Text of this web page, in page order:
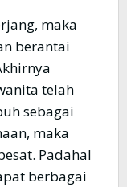
berantai
telah
sebagai
maka
Padahal
berbagai